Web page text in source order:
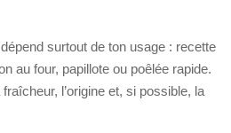
surtout de ton usage : recette
au four, papillote ou poêlée rapide.
l’origine et, si possible, la